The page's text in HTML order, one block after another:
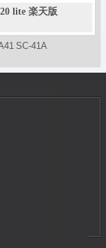
lite 楽天版
SC-41A